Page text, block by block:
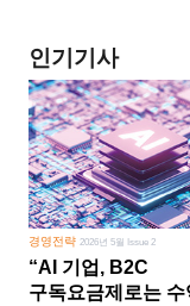
인기기사
경영전략 2026년 5월 Issue 2
“AI 기업, B2C
구독요금제로는 수